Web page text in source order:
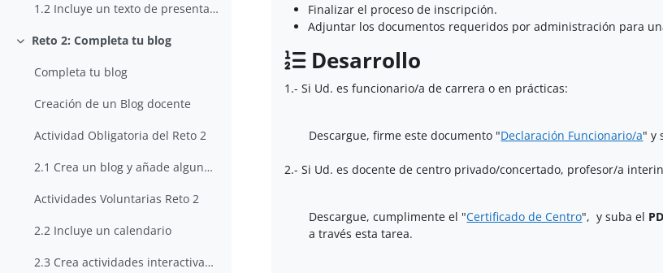
1.2 Incluye un texto de presentación
Colapsar
Reto 2: Completa tu blog
Completa tu blog
Creación de un Blog docente
Actividad Obligatoria del Reto 2
2.1 Crea un blog y añade algunas entradas
Actividades Voluntarias Reto 2
2.2 Incluye un calendario
2.3 Crea actividades interactivas y/o con integración con herramientas externas
Finalizar el proceso de inscripción.
Adjuntar los documentos requeridos por administración para
Desarrollo
1.- Si Ud. es funcionario/a de carrera o en prácticas:
Descargue, firme este documento "Declaración Funcionario/a" y
2.- Si Ud. es docente de centro privado/concertado, profesor/a
Descargue, cumplimente el "Certificado de Centro", y suba el
a través esta tarea.